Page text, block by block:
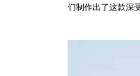
们制作出了这款深